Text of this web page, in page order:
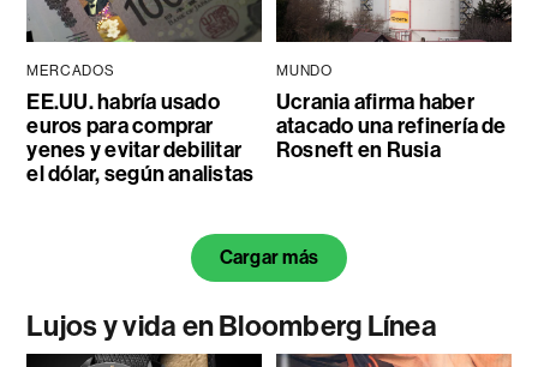
MERCADOS
EE.UU. habría usado
euros para comprar
yenes y evitar debilitar
el dólar, según analistas
MUNDO
Ucrania afirma haber
atacado una refinería de
Rosneft en Rusia
Cargar más
Lujos y vida en Bloomberg Línea